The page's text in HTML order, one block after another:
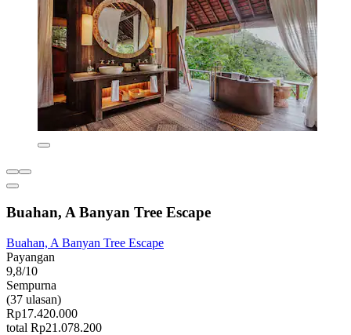
Buahan, A Banyan Tree Escape
Buahan, A Banyan Tree Escape
Payangan
9,8/10
Sempurna
(37 ulasan)
Rp17.420.000
total Rp21.078.200